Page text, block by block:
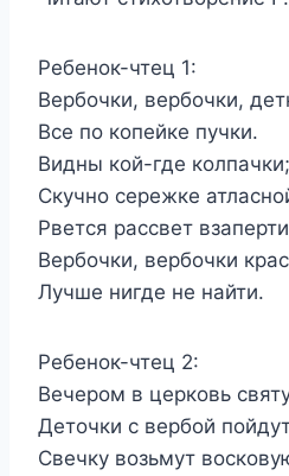
Ребенок-чтец 1:
Вербочки, вербочки,
Все по копейке пучки.
Видны кой-где колпачки;
Скучно сережке
Рвется рассвет взаперти
Вербочки, вербочки
Лучше нигде не найти.
Ребенок-чтец 2:
Вечером в церковь
Деточки с вербой
Свечку возьмут